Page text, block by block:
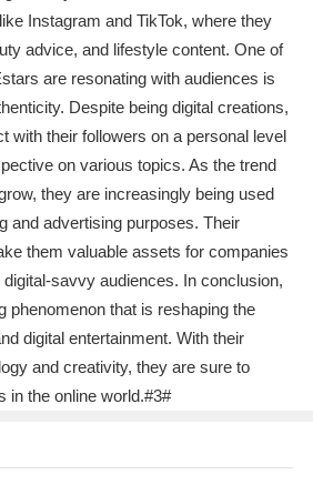
Instagram and TikTok, where they
advice, and lifestyle content. One of
are resonating with audiences is
Despite being digital creations,
with their followers on a personal level
on various topics. As the trend
they are increasingly being used
and advertising purposes. Their
them valuable assets for companies
savvy audiences. In conclusion,
phenomenon that is reshaping the
digital entertainment. With their
and creativity, they are sure to
in the online world.#3#